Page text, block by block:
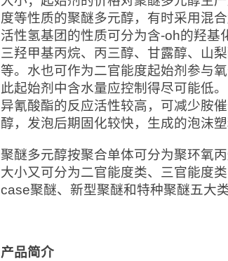
度等性质的聚醚多元醇，有时采用混
活性氢基团的性质可分为含-oh的羟基
三羟甲基丙烷、丙三醇、甘露醇、山
等。水也可作为二官能度起始剂参与
此起始剂中含水量应控制得尽可能低
异氰酸酯的反应活性较高，可减少胺
醇，发泡后期固化较快，生成的泡沫
聚醚多元醇按聚合单体可分为聚环氧
大小又可分为二官能度类、三官能度
case聚醚、新型聚醚和特种聚醚五大类
产品简介